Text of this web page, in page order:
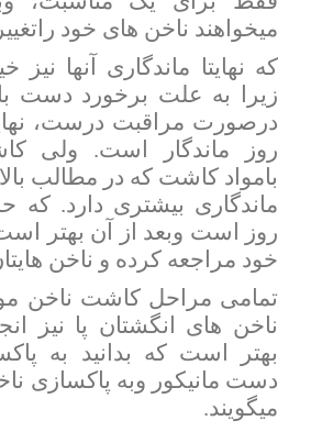
میخواهند ناخن های خود
که نهایتا ماندگاری آنها نیز
زیرا به علت برخورد دست
درصورت مراقبت درست،
روز ماندگار است. ولی
بامواد کاشت که در مطالب
روز است وبعد از آن بهتر
خود مراجعه کرده و ناخن
تمامی مراحل کاشت ناخن
ناخن های انگشتان پا نیز
بهتر است که بدانید به
دست مانیکور وبه پاکسازی
میگویند.